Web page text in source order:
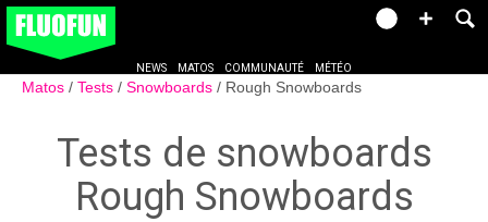
NEWS MATOS COMMUNAUTÉ MÉTÉO
Matos Tests Snowboards Rough Snowboards
Tests de snowboards
Rough Snowboards